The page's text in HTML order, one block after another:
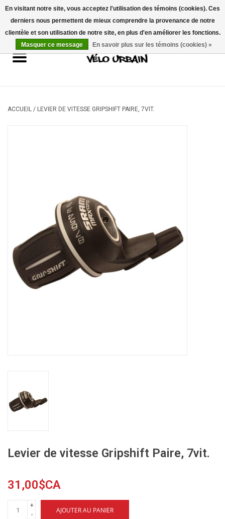
USD/CAD 0 Articles - 0,00$CA
Vélos neufs
Mécanique
ACCUEIL / LEVIER DE VITESSE GRIPSHIFT PAIRE, 7VIT.
Levier de vitesse Gripshift Paire, 7vit.
31,00$CA
+
-
AJOUTER AU PANIER
En visitant notre site, vous acceptez l'utilisation des témoins (cookies). Ces
derniers nous permettent de mieux comprendre la provenance de notre
clientèle et son utilisation de notre site, en plus d'en améliorer les fonctions.
Masquer ce message
En savoir plus sur les témoins (cookies) »